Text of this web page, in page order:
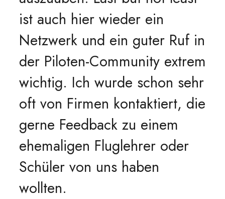
ist auch hier wieder ein
Netzwerk und ein guter Ruf in
der Piloten-Community extrem
wichtig. Ich wurde schon sehr
oft von Firmen kontaktiert, die
gerne Feedback zu einem
ehemaligen Fluglehrer oder
Schüler von uns haben
wollten.